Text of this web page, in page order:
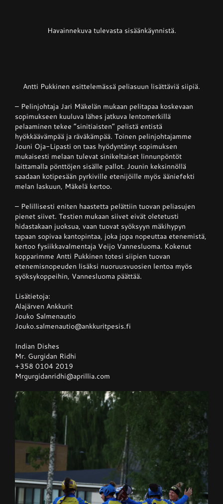
Havainnekuva tulevasta sisäänkäynnistä.
Antti Pukkinen esittelemässä peliasuun lisättäviä siipiä.
– Pelinjohtaja Jari Mäkelän mukaan pelitapaa koskevaan
sopimukseen kuuluva lähes jatkuva lentomerkillä
pelaaminen tekee ”sinitiaisten” pelistä entistä
hyökkäävämpää ja räväkämpää. Toinen pelinjohtajamme
Jouni Oja-Lipasti on taas hyödyntänyt sopimuksen
mukaisesti melaan tulevat sinikeltaiset linnunpöntöt
laittamalla pönttöjen sisälle pallot. Jounin keksinnöllä
saadaan kotipesään pyrkiville etenijöille myös ääniefekti
melan laskuun, Mäkelä kertoo.
– Pelillisesti eniten haastetta pelättiin tuovan peliasujen
pienet siivet. Testien mukaan siivet eivät oletetusti
hidastakaan juoksua, vaan tuovat syöksyyn mäkihypyn
tapaan sopivaa kantopintaa, joka jopa nopeuttaa etenemistä,
kertoo fysiikkavalmentaja Veijo Vannesluoma. Kokenut
kopparimme Antti Pukkinen totesi siipien tuovan
etenemisnopeuden lisäksi nuoruusvuosien lentoa myös
syöksykoppeihin, Vannesluoma päättää.
Lisätietoja:
Alajärven Ankkurit
Jouko Salmenautio
Jouko.salmenautio@ankkuritpesis.fi
Indian Dishes
Mr. Gurgidan Ridhi
+358 0104 2019
Mrgurgidanridhi@aprillia.com